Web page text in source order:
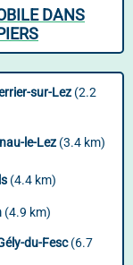
DANS
sur-Lez (2.2
le-Lez (3.4 km)
(4.4 km)
(4.9 km)
du-Fesc(6.7